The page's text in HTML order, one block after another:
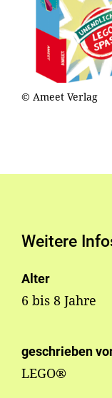
© Ameet Verlag
Weitere
Alter
6 bis 8 Jahre
geschrieben
LEGO®